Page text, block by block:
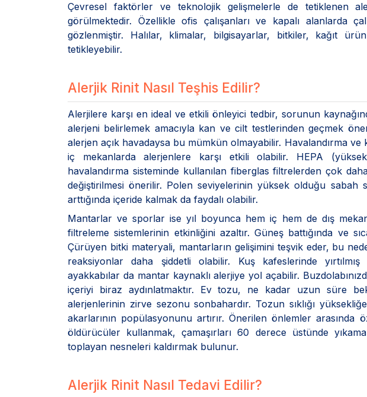
Çevresel faktörler ve teknolojik gelişmelerle de tetiklenen
görülmektedir. Özellikle ofis çalışanları ve kapalı alanlarda
gözlenmiştir. Halılar, klimalar, bilgisayarlar, bitkiler, kağıt
tetikleyebilir.
Alerjik Rinit Nasıl Teşhis Edilir?
Alerjilere karşı en ideal ve etkili önleyici tedbir, sorunun
alerjeni belirlemek amacıyla kan ve cilt testlerinden geçmek
alerjen açık havadaysa bu mümkün olmayabilir. Havalandırma
iç mekanlarda alerjenlere karşı etkili olabilir. HEPA
havalandırma sisteminde kullanılan fiberglas filtrelerden çok
değiştirilmesi önerilir. Polen seviyelerinin yüksek olduğu sabah
arttığında içeride kalmak da faydalı olabilir.
Mantarlar ve sporlar ise yıl boyunca hem iç hem de dış
filtreleme sistemlerinin etkinliğini azaltır. Güneş battığında ve
Çürüyen bitki materyali, mantarların gelişimini teşvik eder, bu
reaksiyonlar daha şiddetli olabilir. Kuş kafeslerinde yırtılmış
ayakkabılar da mantar kaynaklı alerjiye yol açabilir.
içeriyi biraz aydınlatmaktır. Ev tozu, ne kadar uzun süre
alerjenlerinin zirve sezonu sonbahardır. Tozun sıklığı
akarlarının popülasyonunu artırır. Önerilen önlemler
öldürücüler kullanmak, çamaşırları 60 derece üstünde
toplayan nesneleri kaldırmak bulunur.
Alerjik Rinit Nasıl Tedavi Edilir?